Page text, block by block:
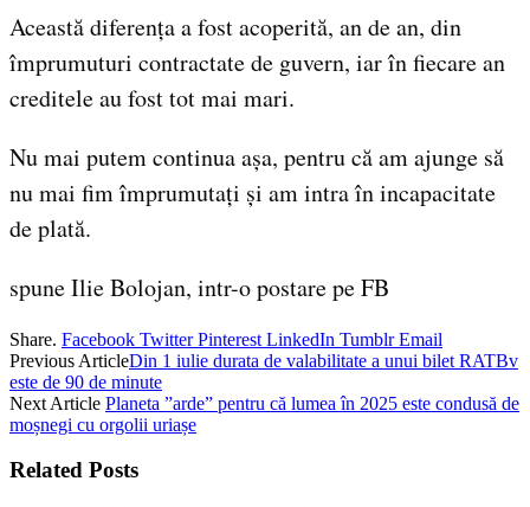
Această diferența a fost acoperită, an de an, din
împrumuturi contractate de guvern, iar în fiecare an
creditele au fost tot mai mari.
Nu mai putem continua așa, pentru că am ajunge să
nu mai fim împrumutați și am intra în incapacitate
de plată.
spune Ilie Bolojan, intr-o postare pe FB
Share. Facebook Twitter Pinterest LinkedIn Tumblr Email
Previous ArticleDin 1 iulie durata de valabilitate a unui bilet RATBv
este de 90 de minute
Next Article Planeta ”arde” pentru că lumea în 2025 este condusă de
moșnegi cu orgolii uriașe
Related Posts